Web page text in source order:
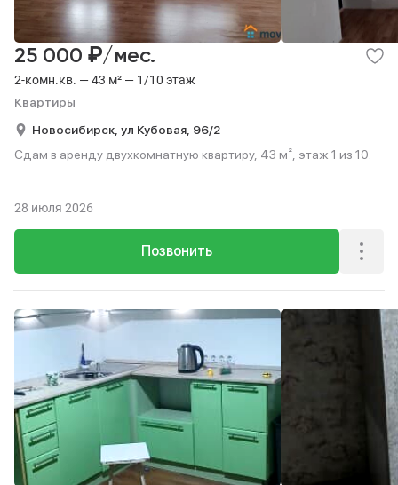
2-комн.кв. — 43 м² — 1/10 этаж
Квартиры
25 000 ₽/мес.
Новосибирск, ул Кубовая, 96/2
Сдам в аренду двухкомнатную квартиру, 43 м², этаж 1 из 10.
Позвонить
28 июля 2026